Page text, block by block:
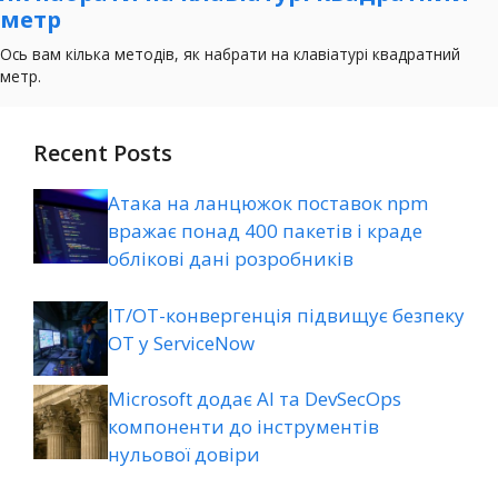
Recent Posts
Атака на ланцюжок поставок npm
вражає понад 400 пакетів і краде
облікові дані розробників
ІТ/ОТ-конвергенція підвищує безпеку
ОТ у ServiceNow
Microsoft додає AI та DevSecOps
компоненти до інструментів
нульової довіри